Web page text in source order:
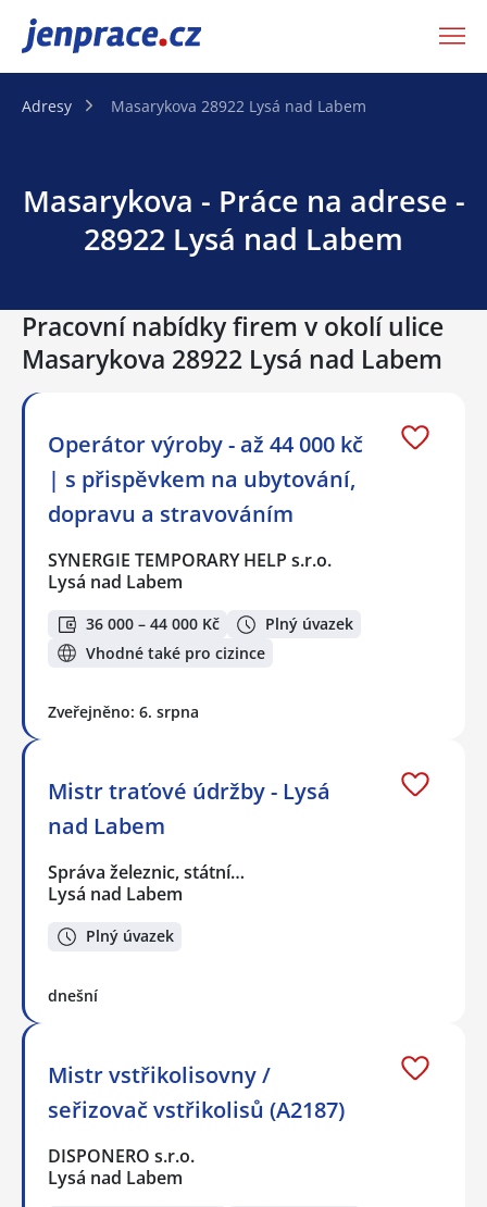
JenPráce.cz
Adresy Masarykova 28922 Lysá nad Labem
Masarykova - Práce na adrese -
28922 Lysá nad Labem
Pracovní nabídky firem v okolí ulice
Masarykova 28922 Lysá nad Labem
Operátor výroby - až 44 000 kč
| s přispěvkem na ubytování,
dopravu a stravováním
SYNERGIE TEMPORARY HELP s.r.o.
Lysá nad Labem
36 000 – 44 000 Kč
Plný úvazek
Vhodné také pro cizince
Zveřejněno: 6. srpna
Mistr traťové údržby - Lysá
nad Labem
Správa železnic, státní…
Lysá nad Labem
Plný úvazek
dnešní
Mistr vstřikolisovny /
seřizovač vstřikolisů (A2187)
DISPONERO s.r.o.
Lysá nad Labem